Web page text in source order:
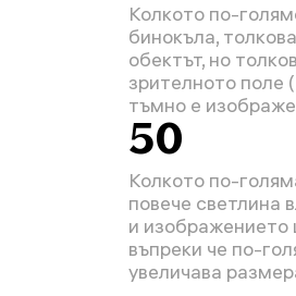
Колкото по-
бинокъла,
обектът, но
зрителното поле
тъмно е
50
Колкото по-
повече светлина
и
въпреки че по-
увеличава